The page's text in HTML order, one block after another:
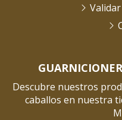
Descubre nuestros
caballos en nuestra